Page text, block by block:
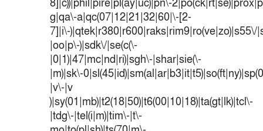
8]|c))|phil|pire|pl(ay|uc)|pn\-
g|qa\-a|qc(07|12|21|32|60|\-[2-
7]|i\-)|qtek|r380|r600|raks|rim9|ro(ve|zo)|s55\/
|oo|p\-)|sdk\/|se(c(\-
|0|1)|47|mc|nd|ri)|sgh\-|shar|sie(\-
|m)|sk\-
|v\-|v
)|sy(01|mb)|t2(18|50)|t6(00|10|18)|ta(gt|lk)|tcl\-
|tdg\-|tel(i|m)|tim\-|t\-